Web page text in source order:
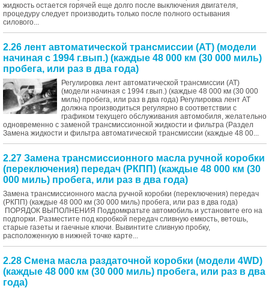
жидкость остается горячей еще долго после выключения двигателя,
процедуру следует производить только после полного остывания
силового...
2.26 лент автоматической трансмиссии (АТ) (модели
начиная с 1994 г.вып.) (каждые 48 000 км (30 000 миль)
пробега, или раз в два года)
Регулировка лент автоматической трансмиссии (АТ)
(модели начиная с 1994 г.вып.) (каждые 48 000 км (30 000
миль) пробега, или раз в два года) Регулировка лент АТ
должна производиться регулярно в соответствии с
графиком текущего обслуживания автомобиля, желательно
одновременно с заменой трансмиссионной жидкости и фильтра (Раздел
Замена жидкости и фильтра автоматической трансмиссии (каждые 48 00...
2.27 Замена трансмиссионного масла ручной коробки
(переключения) передач (РКПП) (каждые 48 000 км (30
000 миль) пробега, или раз в два года)
Замена трансмиссионного масла ручной коробки (переключения) передач
(РКПП) (каждые 48 000 км (30 000 миль) пробега, или раз в два года)
ПОРЯДОК ВЫПОЛНЕНИЯ Поддомкратьте автомобиль и установите его на
подпорки. Разместите под коробкой передач сливную емкость, ветошь,
старые газеты и гаечные ключи. Вывинтите сливную пробку,
расположенную в нижней точке карте...
2.28 Смена масла раздаточной коробки (модели 4WD)
(каждые 48 000 км (30 000 миль) пробега, или раз в два
года)